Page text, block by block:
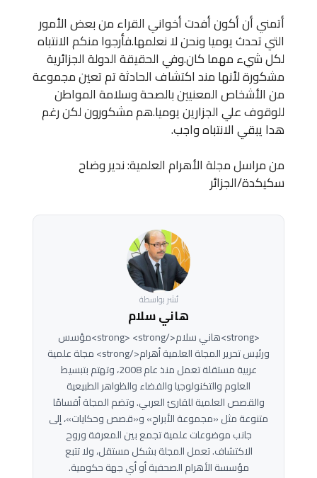
أتمني أن أكون أفدت أخواني القراء من بعض الأمور
التي تحدث يوميا ونحن لا نعلمها.فأرجوا منكم الانتباه
لكل شيء مهما كان.وفي الحقيقة الدولة الجزائرية
مشكورة لأنها مند اكتشاف الحادثة تم تعين مجموعة
من الأشخاص المعنيين بالصحة وسلامة المواطن
للوقوف علي الجزارين يوميا.هم مشكورون لكن رغم
هدا يبقي الانتباه واجب.
من مراسل مجلة الأهرام العلمية: ندير وضاح
سكيكدة/الجزائر
نُشر بواسطة
هاني سلام
<strong>هاني سلام</strong> <strong>مؤسس
ورئيس تحرير المجلة العلمية أهرام</strong> مجلة علمية
عربية مستقلة تعمل منذ عام 2008، وتهتم بتبسيط
العلوم والتكنولوجيا والفضاء والظواهر الطبيعية
والقصص العلمية للقارئ العربي. وتضم المجلة أقسامًا
متنوعة مثل «مجموعة الأبراج» و«قصص وحكايات»، إلى
جانب موضوعات علمية تجمع بين المعرفة وروح
الاكتشاف. تعمل المجلة بشكل مستقل، ولا تتبع
مؤسسة الأهرام الصحفية أو أي جهة حكومية.